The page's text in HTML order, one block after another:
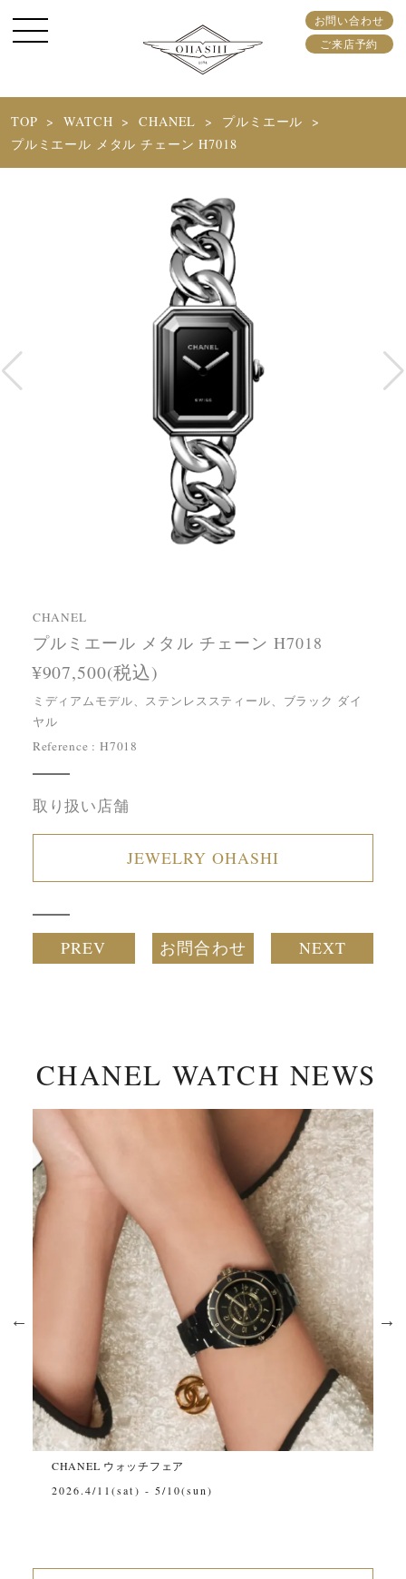
お問い合わせ
ご来店予約
TOP WATCH CHANEL
プルミエール
プルミエール メタル チェーン H7018
CHANEL
プルミエール メタル チェーン H7018
¥907,500(税込)
ミディアムモデル、ステンレススティール、ブラック ダイ
ヤル
Reference : H7018
取り扱い店舗
JEWELRY OHASHI
PREV お問合わせ NEXT
CHANEL WATCH NEWS
CHANEL ウォッチフェア
2026.4/11(sat) - 5/10(sun)